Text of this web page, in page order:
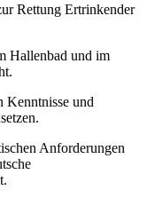
Rettung Ertrinkender
Hallenbad und im
Kenntnisse und
Anforderungen